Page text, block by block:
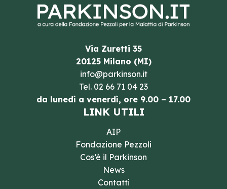
Via Zuretti 35
20125 Milano (MI)
info@parkinson.it
Tel. 02 66 71 04 23
da lunedì a venerdì, ore 9.00 – 17.00
LINK UTILI
AIP
Fondazione Pezzoli
Cos’è il Parkinson
News
Contatti